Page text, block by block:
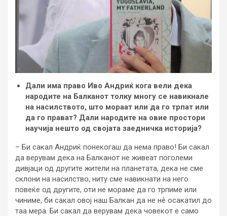
Дали има право Иво Андриќ кога вели дека
народите на Балканот толку многу се навикнале
на насилството, што мораат или да го трпат или
да го прават? Дали народите на овие простори
научија нешто од својата заедничка историја?
– Би сакал Андриќ понекогаш да нема право! Би сакал
да верувам дека на Балканот не живеат поголеми
дивјаци од другите жители на планетата, дека не сме
склони на насилство, ниту сме навикнати на него
повеќе од другите, оти не мораме да го трпиме или
чиниме, би сакал овој наш Балкан да не нѐ осакатил до
таа мера. Би сакал да верувам дека човекот е само